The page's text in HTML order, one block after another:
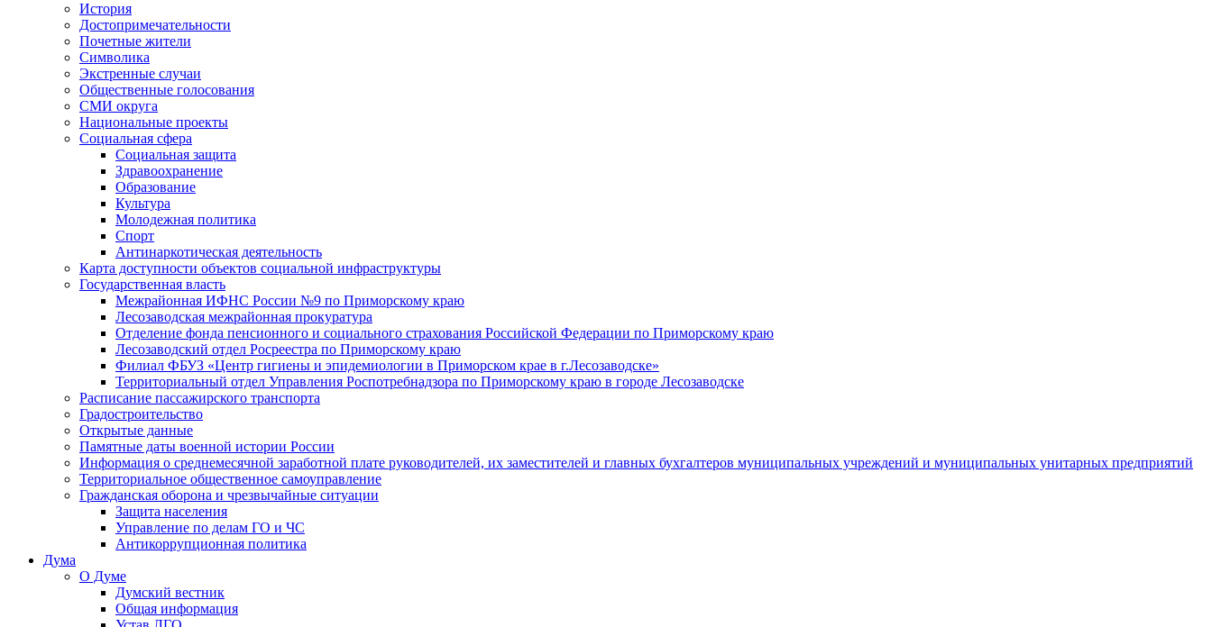
История
Достопримечательности
Почетные жители
Символика
Экстренные случаи
Общественные голосования
СМИ округа
Национальные проекты
Социальная сфера
Социальная защита
Здравоохранение
Образование
Культура
Молодежная политика
Спорт
Антинаркотическая деятельность
Карта доступности объектов социальной инфраструктуры
Государственная власть
Межрайонная ИФНС России №9 по Приморскому краю
Лесозаводская межрайонная прокуратура
Отделение фонда пенсионного и социального страхования Российской Федерации по Приморскому краю
Лесозаводский отдел Росреестра по Приморскому краю
Филиал ФБУЗ «Центр гигиены и эпидемиологии в Приморском крае в г.Лесозаводске»
Территориальный отдел Управления Роспотребнадзора по Приморскому краю в городе Лесозаводске
Расписание пассажирского транспорта
Градостроительство
Открытые данные
Памятные даты военной истории России
Информация о среднемесячной заработной плате руководителей, их заместителей и главных бухгалтеров муниципальных учреждений и муниципальных унитарных предприятий
Территориальное общественное самоуправление
Гражданская оборона и чрезвычайные ситуации
Защита населения
Управление по делам ГО и ЧС
Антикоррупционная политика
Дума
О Думе
Думский вестник
Общая информация